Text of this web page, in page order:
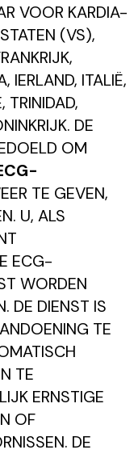
VOOR KARDIA-
(VS),
IERLAND, ITALIË,
TRINIDAD,
DE
OM
TE GEVEN,
U, ALS
ECG-
WORDEN
DE DIENST IS
TE
TE
ERNSTIGE
OF
DE